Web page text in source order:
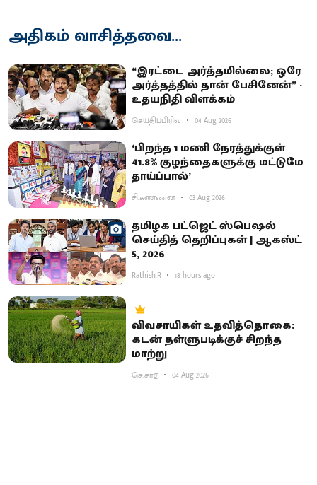
அதிகம் வாசித்தவை...
“இரட்டை அர்த்தமில்லை; ஒரே
அர்த்தத்தில் தான் பேசினேன்” -
உதயநிதி விளக்கம்
செய்திப்பிரிவு 04 Aug 2026
‘பிறந்த 1 மணி நேரத்துக்குள்
41.8% குழந்தைகளுக்கு மட்டுமே
தாய்ப்பால்’
சி.கண்ணன் 03 Aug 2026
தமிழக பட்ஜெட் ஸ்பெஷல்
செய்தித் தெறிப்புகள் | ஆகஸ்ட்
5, 2026
Rathish.R 18 hours ago
விவசாயிகள் உதவித்தொகை:
கடன் தள்ளுபடிக்குச் சிறந்த
மாற்று
செ.சரத் 04 Aug 2026